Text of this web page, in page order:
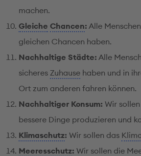
machen.
Gleiche Chancen: Alle
gleichen Chancen haben.
Nachhaltige Städte: Alle
sicheres Zuhause haben und in
Ort zum anderen fahren können.
Nachhaltiger Konsum: Wir
bessere Dinge produzieren und
Klimaschutz: Wir sollen das
Meeresschutz: Wir sollen die